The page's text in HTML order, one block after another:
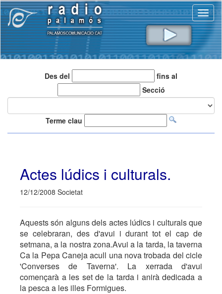
Des del
fins al
Secció
Terme clau
Actes lúdics i culturals.
12/12/2008 Societat
Aquests són alguns dels actes lúdics i culturals que
se celebraran, des d'avui i durant tot el cap de
setmana, a la nostra zona.Avui a la tarda, la taverna
Ca la Pepa Caneja acull una nova trobada del cicle
'Converses de Taverna'. La xerrada d'avui
començarà a les set de la tarda i anirà dedicada a
la pesca a les illes Formigues.